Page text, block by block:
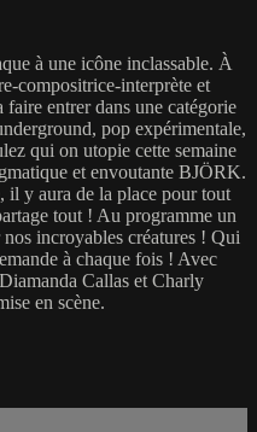
à une icône inclassable. À
compositrice-interprète et
entrer dans une catégorie
pop expérimentale,
qui on utopie cette semaine
et envoutante BJÖRK.
il y aura de la place pour tout
tout ! Au programme un
incroyables créatures ! Qui
à chaque fois ! Avec
Callas et Charly
en scène.